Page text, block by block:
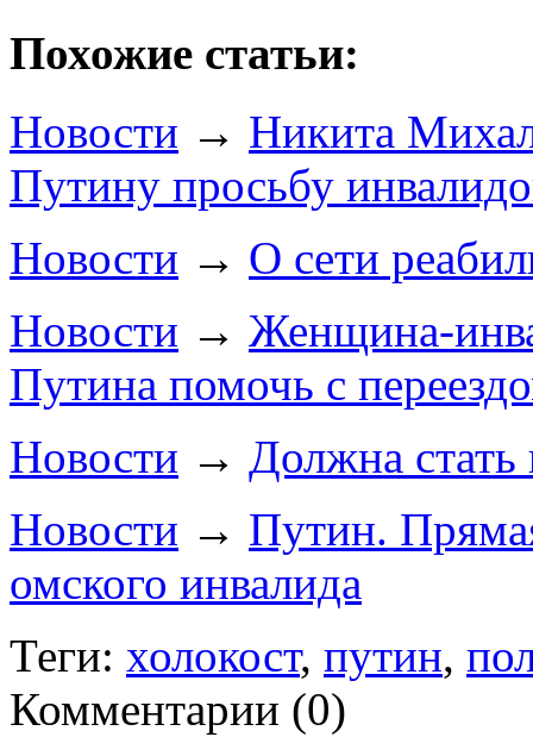
Похожие статьи:
Новости → Никита
Путину просьбу
Новости → О сети
Новости → Женщина-
Путина помочь с
Новости → Должна
Новости → Путин.
омского инвалида
Теги: холокост, путин,
Комментарии (0)